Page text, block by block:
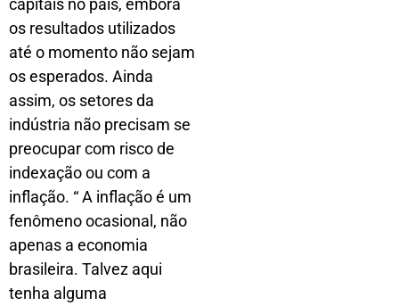
os resultados utilizados
até o momento não sejam
os esperados. Ainda
assim, os setores da
indústria não precisam se
preocupar com risco de
indexação ou com a
inflação. “ A inflação é um
fenômeno ocasional, não
apenas a economia
brasileira. Talvez aqui
tenha alguma